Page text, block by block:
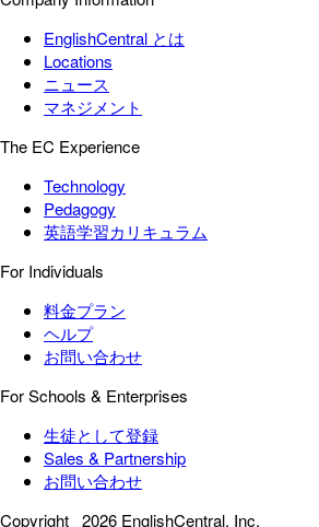
EnglishCentral とは
Locations
ニュース
マネジメント
The EC Experience
Technology
Pedagogy
英語学習カリキュラム
For Individuals
料金プラン
ヘルプ
お問い合わせ
For Schools & Enterprises
生徒として登録
Sales & Partnership
お問い合わせ
Copyright 2026 EnglishCentral, Inc.